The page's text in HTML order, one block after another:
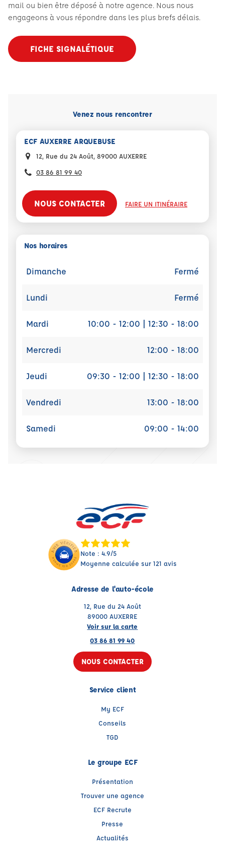
mail ou bien être déposé à notre agence. Nous nous
engageons à vous répondre dans les plus brefs délais.
FICHE SIGNALÉTIQUE
Venez nous rencontrer
ECF AUXERRE ARQUEBUSE
12, Rue du 24 Août, 89000 AUXERRE
03 86 81 99 40
NOUS CONTACTER FAIRE UN ITINÉRAIRE
Nos horaires
Dimanche Fermé
Lundi Fermé
Mardi 10:00 - 12:00 | 12:30 - 18:00
Mercredi 12:00 - 18:00
Jeudi 09:30 - 12:00 | 12:30 - 18:00
Vendredi 13:00 - 18:00
Samedi 09:00 - 14:00
Note : 4.9/5
Moyenne calculée sur 121 avis
Adresse de l'auto-école
12, Rue du 24 Août
89000 AUXERRE
Voir sur la carte
03 86 81 99 40
NOUS CONTACTER
Service client
My ECF
Conseils
TGD
Le groupe ECF
Présentation
Trouver une agence
ECF Recrute
Presse
Actualités